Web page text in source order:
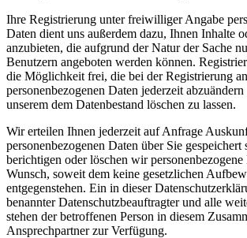
Ihre Registrierung unter freiwilliger Angabe
Daten dient uns außerdem dazu, Ihnen Inhalte
anzubieten, die aufgrund der Natur der Sache
Benutzern angeboten werden können.
die Möglichkeit frei, die bei der Registrierung
personenbezogenen Daten jederzeit
unserem dem Datenbestand löschen zu lassen.
Wir erteilen Ihnen jederzeit auf Anfrage
personenbezogenen Daten über Sie gespeichert
berichtigen oder löschen wir
Wunsch, soweit dem keine gesetzlichen
entgegenstehen. Ein in dieser
benannter Datenschutzbeauftragter und alle
stehen der betroffenen Person in diesem
Ansprechpartner zur Verfügung.